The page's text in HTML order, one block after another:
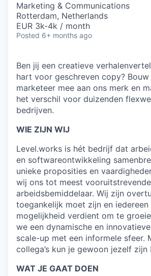
Marketing & Communications
Rotterdam, Netherlands
EUR 3k-4k / month
Posted 6+ months ago
Ben jij een creatieve
hart voor geschreven copy?
marketeer mee aan ons merk en
het verschil voor duizenden
bedrijven.
WIE ZIJN WIJ
Level.works is hét bedrijf dat
en softwareontwikkeling
unieke proposities en
wij ons tot meest vooruitstrevende
arbeidsbemiddelaar. Wij zijn
toegankelijk moet zijn en iedereen
mogelijkheid verdient om te
we een dynamische en
scale-up met een informele sfeer.
collega’s kun je gewoon jezelf zijn
WAT JE GAAT DOEN